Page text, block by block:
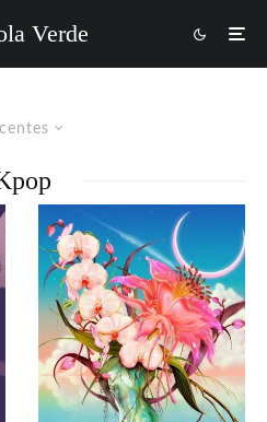
Verde